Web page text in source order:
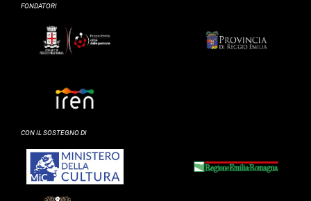
FONDATORI
CON IL SOSTEGNO DI